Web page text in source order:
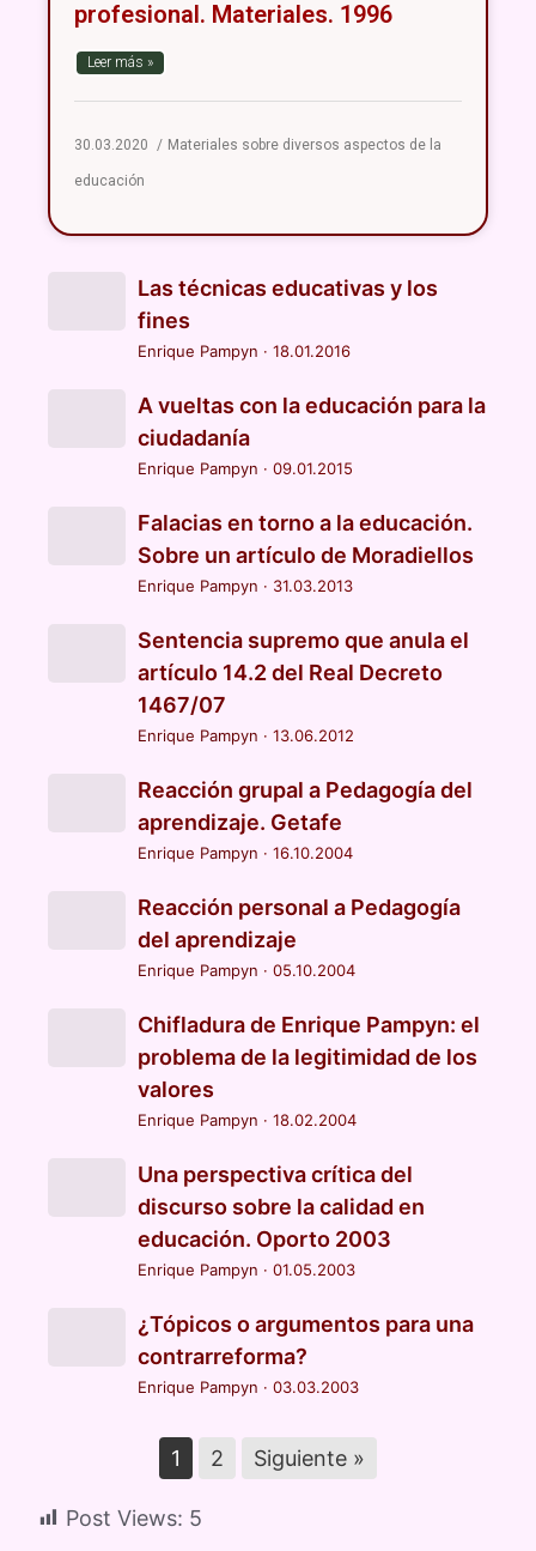
profesional. Materiales. 1996
Leer más »
30.03.2020 Materiales sobre diversos aspectos de la
educación
Las técnicas educativas y los
fines
Enrique Pampyn · 18.01.2016
A vueltas con la educación para la
ciudadanía
Enrique Pampyn · 09.01.2015
Falacias en torno a la educación.
Sobre un artículo de Moradiellos
Enrique Pampyn · 31.03.2013
Sentencia supremo que anula el
artículo 14.2 del Real Decreto
1467/07
Enrique Pampyn · 13.06.2012
Reacción grupal a Pedagogía del
aprendizaje. Getafe
Enrique Pampyn · 16.10.2004
Reacción personal a Pedagogía
del aprendizaje
Enrique Pampyn · 05.10.2004
Chifladura de Enrique Pampyn: el
problema de la legitimidad de los
valores
Enrique Pampyn · 18.02.2004
Una perspectiva crítica del
discurso sobre la calidad en
educación. Oporto 2003
Enrique Pampyn · 01.05.2003
¿Tópicos o argumentos para una
contrarreforma?
Enrique Pampyn · 03.03.2003
1 2 Siguiente »
Post Views: 5